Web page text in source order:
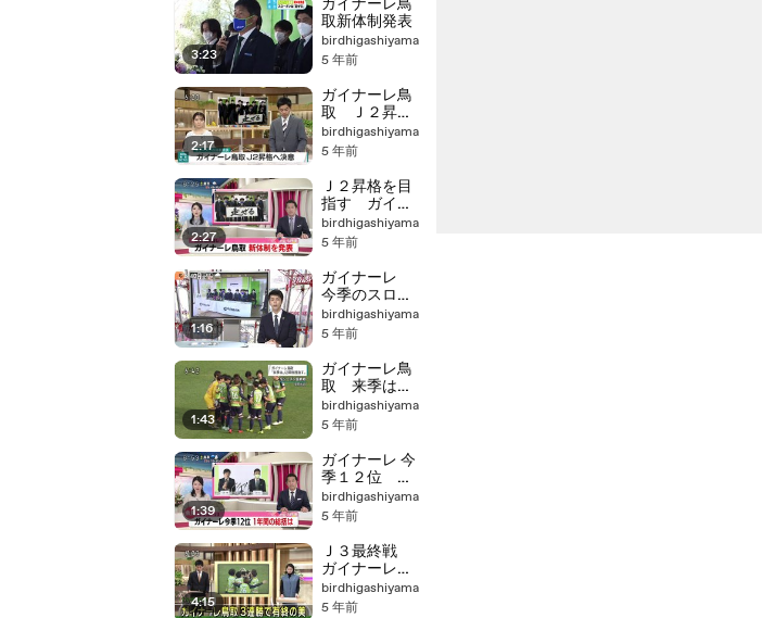
3:23
ガイナーレ鳥
取新体制発表
birdhigashiyama
5 年前
2:17
ガイナーレ鳥
取 Ｊ２昇格
へ決意
birdhigashiyama
5 年前
2:27
Ｊ２昇格を目
指す ガイナ
ーレ鳥取が始
動
birdhigashiyama
5 年前
1:16
ガイナーレ
今季のスロー
ガンは？
birdhigashiyama
5 年前
1:43
ガイナーレ鳥
取 来季は攻
撃的サッカー
Ｊ２昇格目指
birdhigashiyama
5 年前
1:39
ガイナーレ 今
季１２位 １
年間の総括は
birdhigashiyama
5 年前
4:15
Ｊ３最終戦
ガイナーレ鳥
取 ３連勝で
有終の美
birdhigashiyama
5 年前